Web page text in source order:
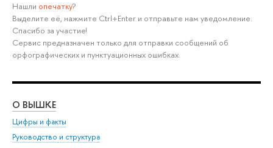
Нашли опечатку?
Выделите её, нажмите Ctrl+Enter и отправьте нам уведомление.
Спасибо за участие!
Сервис предназначен только для отправки сообщений об
орфографических и пунктуационных ошибках.
О ВЫШКЕ
Цифры и факты
Руководство и структура